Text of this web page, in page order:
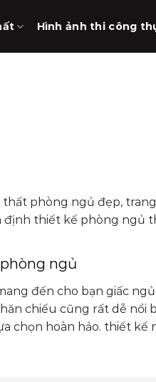
Hình ảnh thi công
thất phòng ngủ đẹp,
định thiết kế phòng ngủ
ngủ
đến cho bạn giấc
chiếu cũng rất dễ nổi
chọn hoàn hảo. thiết kế